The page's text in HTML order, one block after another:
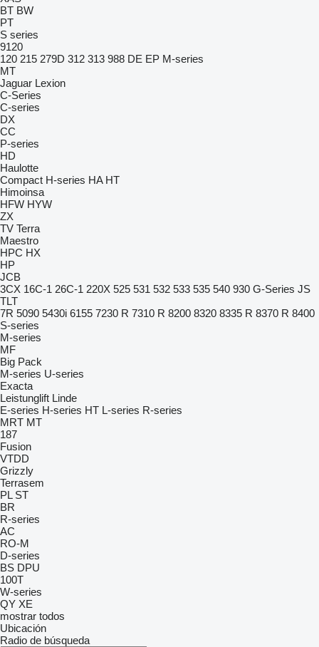
BT BW
PT
S series
9120
120 215 279D 312 313 988 DE EP M-series
MT
Jaguar Lexion
C-Series
C-series
DX
CC
P-series
HD
Haulotte
Compact H-series HA HT
Himoinsa
HFW HYW
ZX
TV Terra
Maestro
HPC HX
HP
JCB
3CX 16C-1 26C-1 220X 525 531 532 533 535 540 930 G-Series JS
TLT
7R 5090 5430i 6155 7230 R 7310 R 8200 8320 8335 R 8370 R 8400
S-series
M-series
MF
Big Pack
M-series U-series
Exacta
Leistunglift Linde
E-series H-series HT L-series R-series
MRT MT
187
Fusion
VTDD
Grizzly
Terrasem
PL ST
BR
R-series
AC
RO-M
D-series
BS DPU
100T
W-series
QY XE
mostrar todos
Ubicación
Radio de búsqueda